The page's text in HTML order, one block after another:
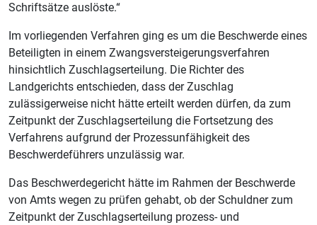
Schriftsätze auslöste.“
Im vorliegenden Verfahren ging es um die Beschwerde eines
Beteiligten in einem Zwangsversteigerungsverfahren
hinsichtlich Zuschlagserteilung. Die Richter des
Landgerichts entschieden, dass der Zuschlag
zulässigerweise nicht hätte erteilt werden dürfen, da zum
Zeitpunkt der Zuschlagserteilung die Fortsetzung des
Verfahrens aufgrund der Prozessunfähigkeit des
Beschwerdeführers unzulässig war.
Das Beschwerdegericht hätte im Rahmen der Beschwerde
von Amts wegen zu prüfen gehabt, ob der Schuldner zum
Zeitpunkt der Zuschlagserteilung prozess- und